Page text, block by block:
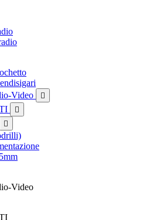
Video



Video